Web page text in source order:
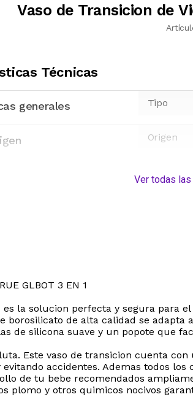
Vaso de Transicion de
Técnicas
generales Tipo
Origen
Ver todas
GLBOT 3 EN 1
la solucion perfecta y segura para
borosilicato de alta calidad se
de silicona suave y un popote que
Este vaso de transicion cuenta
accidentes. Ademas todos
de tu bebe recomendados
plomo y otros quimicos nocivos